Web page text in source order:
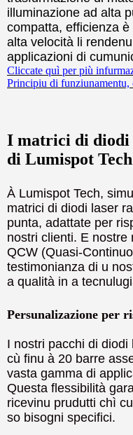
illuminazione ad alta
compatta, efficienza
alta velocità li
applicazioni di
Cliccate quì per più
Principiu di funziunamentu,
I matrici di diodi
di Lumispot Tech
À Lumispot Tech,
matrici di diodi laser
punta, adattate per
nostri clienti. E nostre
QCW (Quasi-
testimonianza di u
a qualità in a
Persunalizazione per
I nostri pacchi di
cù finu à 20 barre
vasta gamma di
Questa flessibilità
ricevinu prudutti chì
so bisogni specifici.